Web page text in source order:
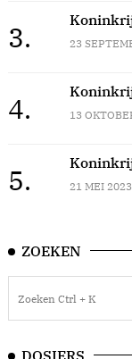
3. 23
4. 13
5. 21 MEI 2023
ZOEKEN